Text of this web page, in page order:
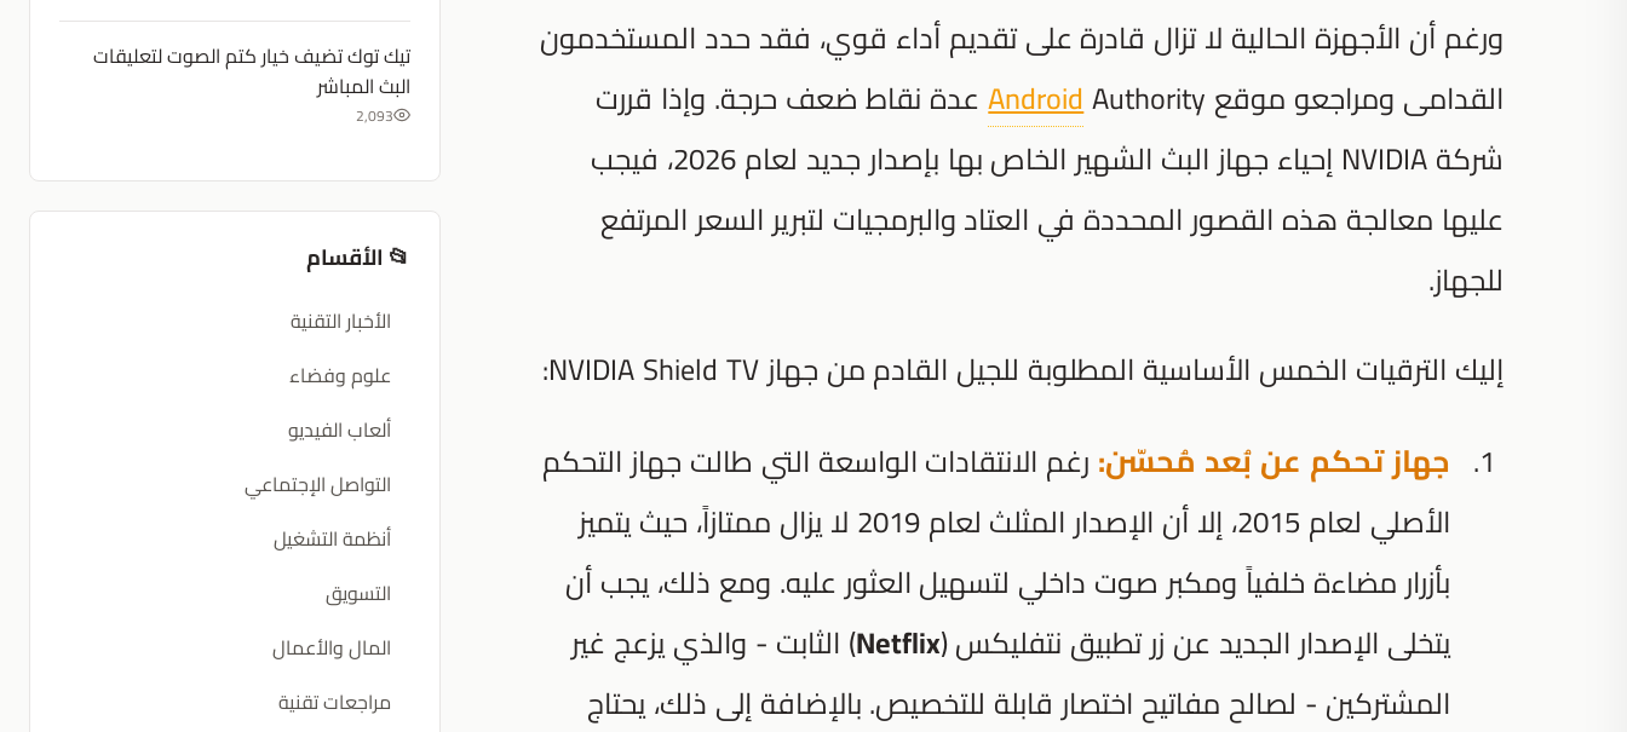
ورغم أن الأجهزة الحالية لا تزال قادرة على تقديم أداء قوي، فقد حدد المستخدمون
القدامى ومراجعو موقع
AndroidAuthority عدة نقاط ضعف حرجة. وإذا قررت
شركة NVIDIA إحياء جهاز البث الشهير الخاص بها بإصدار جديد لعام 2026، فيجب
عليها معالجة هذه القصور المحددة في العتاد والبرمجيات لتبرير السعر المرتفع
للجهاز.
إليك الترقيات الخمس الأساسية المطلوبة للجيل القادم من جهاز NVIDIA Shield TV:
جهاز تحكم عن بُعد مُحسّن: رغم الانتقادات الواسعة التي طالت جهاز التحكم
الأصلي لعام 2015، إلا أن الإصدار المثلث لعام 2019 لا يزال ممتازاً، حيث يتميز
بأزرار مضاءة خلفياً ومكبر صوت داخلي لتسهيل العثور عليه. ومع ذلك، يجب أن
يتخلى الإصدار الجديد عن زر تطبيق نتفليكس (Netflix) الثابت - والذي يزعج غير
المشتركين - لصالح مفاتيح اختصار قابلة للتخصيص. بالإضافة إلى ذلك، يحتاج
تيك توك تضيف خيار كتم الصوت لتعليقات
البث المباشر
2,093
📂 الأقسام
الأخبار التقنية
علوم وفضاء
ألعاب الفيديو
التواصل الإجتماعي
أنظمة التشغيل
التسويق
المال والأعمال
مراجعات تقنية